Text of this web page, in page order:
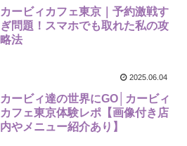
カービィカフェ東京｜予約激戦す
ぎ問題！スマホでも取れた私の攻
略法
2025.06.04
カービィ達の世界にGO│カービィ
カフェ東京体験レポ【画像付き店
内やメニュー紹介あり】